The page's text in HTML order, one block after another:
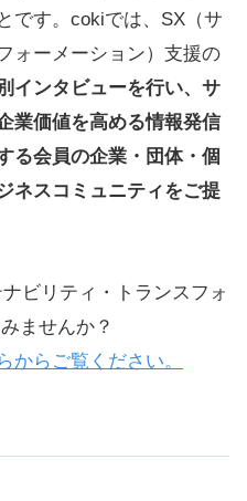
です。cokiでは、SX（サ
ォーメーション）支援の
インタビューを行い、サ
業価値を高める情報発信
る会員の企業・団体・個
ネスコミュニティをご提
ビリティ・トランスフォ
ませんか？
からご覧ください。